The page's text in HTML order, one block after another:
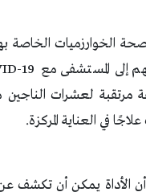
الخوارزميات الخاصة
إلى المستشفى مع 19
مرتقبة لعشرات
في العناية المركزة.
الأداة يمكن أن تكشف